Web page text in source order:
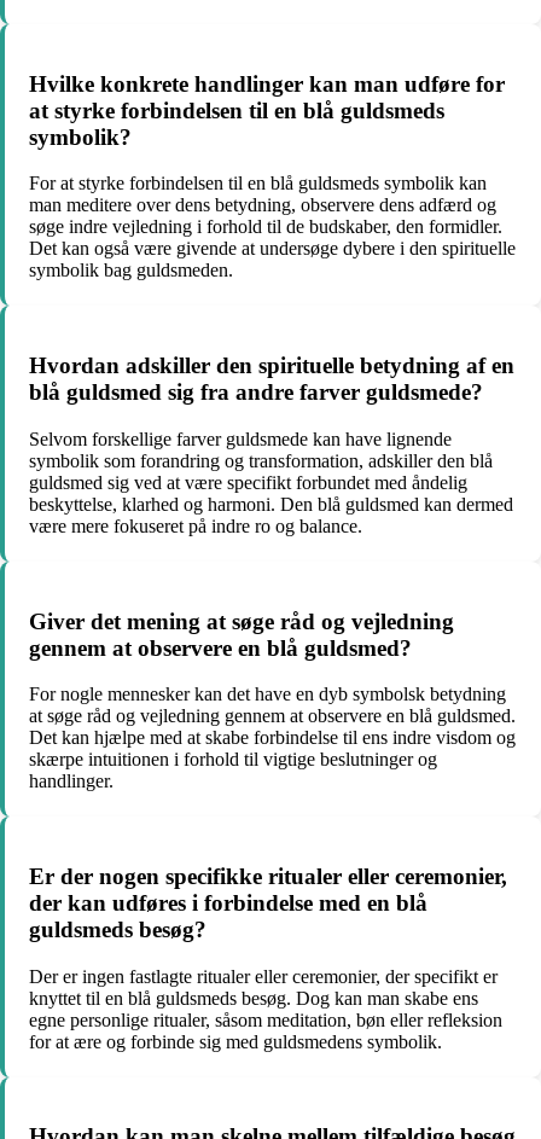
Hvilke konkrete handlinger kan man udføre for
at styrke forbindelsen til en blå guldsmeds
symbolik?
For at styrke forbindelsen til en blå guldsmeds symbolik kan
man meditere over dens betydning, observere dens adfærd og
søge indre vejledning i forhold til de budskaber, den formidler.
Det kan også være givende at undersøge dybere i den spirituelle
symbolik bag guldsmeden.
Hvordan adskiller den spirituelle betydning af en
blå guldsmed sig fra andre farver guldsmede?
Selvom forskellige farver guldsmede kan have lignende
symbolik som forandring og transformation, adskiller den blå
guldsmed sig ved at være specifikt forbundet med åndelig
beskyttelse, klarhed og harmoni. Den blå guldsmed kan dermed
være mere fokuseret på indre ro og balance.
Giver det mening at søge råd og vejledning
gennem at observere en blå guldsmed?
For nogle mennesker kan det have en dyb symbolsk betydning
at søge råd og vejledning gennem at observere en blå guldsmed.
Det kan hjælpe med at skabe forbindelse til ens indre visdom og
skærpe intuitionen i forhold til vigtige beslutninger og
handlinger.
Er der nogen specifikke ritualer eller ceremonier,
der kan udføres i forbindelse med en blå
guldsmeds besøg?
Der er ingen fastlagte ritualer eller ceremonier, der specifikt er
knyttet til en blå guldsmeds besøg. Dog kan man skabe ens
egne personlige ritualer, såsom meditation, bøn eller refleksion
for at ære og forbinde sig med guldsmedens symbolik.